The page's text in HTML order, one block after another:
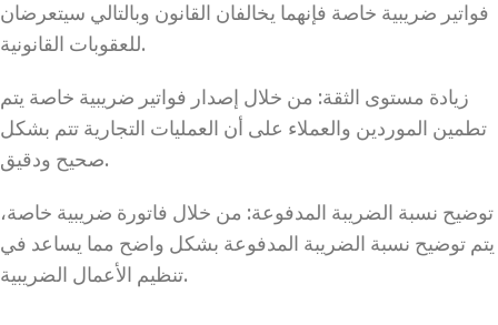
فواتير ضريبية خاصة فإنهما يخالفان القانون وبالتالي سيتعرضان
للعقوبات القانونية.
زيادة مستوى الثقة: من خلال إصدار فواتير ضريبية خاصة يتم
تطمين الموردين والعملاء على أن العمليات التجارية تتم بشكل
صحيح ودقيق.
توضيح نسبة الضريبة المدفوعة: من خلال فاتورة ضريبية خاصة،
يتم توضيح نسبة الضريبة المدفوعة بشكل واضح مما يساعد في
تنظيم الأعمال الضريبية.